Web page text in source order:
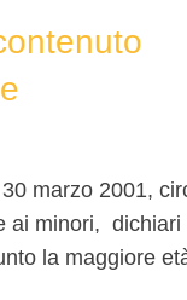
marzo 2001,
ai minori, dichiari
la maggiore